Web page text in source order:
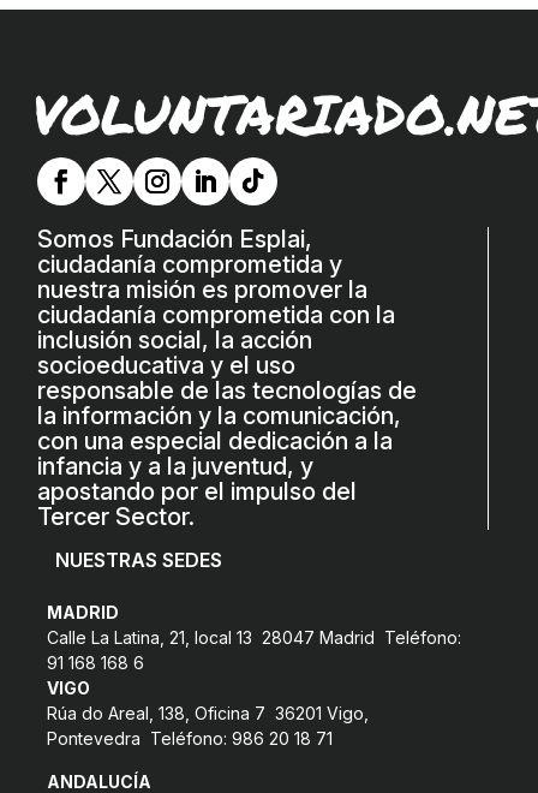
Somos Fundación Esplai,
ciudadanía comprometida y
nuestra misión es promover la
ciudadanía comprometida con la
inclusión social, la acción
socioeducativa y el uso
responsable de las tecnologías de
la información y la comunicación,
con una especial dedicación a la
infancia y a la juventud, y
apostando por el impulso del
Tercer Sector.
NUESTRAS SEDES
MADRID
Calle La Latina, 21, local 13 28047 Madrid Teléfono:
91 168 168 6
VIGO
Rúa do Areal, 138, Oficina 7 36201 Vigo,
Pontevedra Teléfono: 986 20 18 71
ANDALUCÍA
Fundesplai als mitjans
Xarxes socials
COL·LABORA
Fes voluntariat
Fes un donatiu
Treballa amb nosaltres